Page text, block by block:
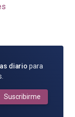
diario para
Suscribirme